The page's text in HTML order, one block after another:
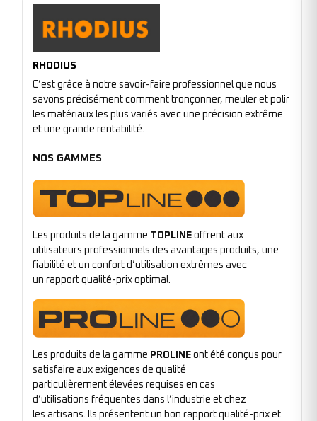
RHODIUS
C’est grâce à notre savoir-faire professionnel que nous
savons précisément comment tronçonner, meuler et polir
les matériaux les plus variés avec une précision extrême
et une grande rentabilité.
NOS GAMMES
Les produits de la gamme TOPLINE offrent aux
utilisateurs professionnels des avantages produits, une
fiabilité et un confort d’utilisation extrêmes avec
un rapport qualité-prix optimal.
Les produits de la gamme PROLINE ont été conçus pour
satisfaire aux exigences de qualité
particulièrement élevées requises en cas
d’utilisations fréquentes dans l’industrie et chez
les artisans. Ils présentent un bon rapport qualité-prix et